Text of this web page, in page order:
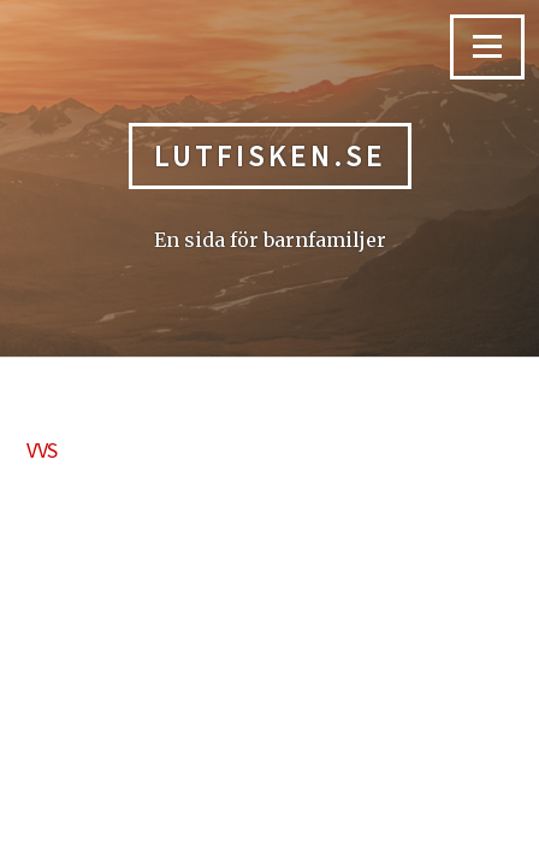
Menu
LUTFISKEN.SE
En sida för barnfamiljer
VVS